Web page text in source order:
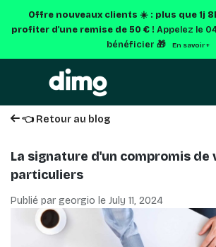
Offre nouveaux clients ☀️ : plus que 1j
profiter d'une remise de 50 € ! Appelez le
bénéficier 🎁
En savoir +
👈 Retour au blog
La signature d'un compromis de
particuliers
Publié par georgio le July 11, 2024